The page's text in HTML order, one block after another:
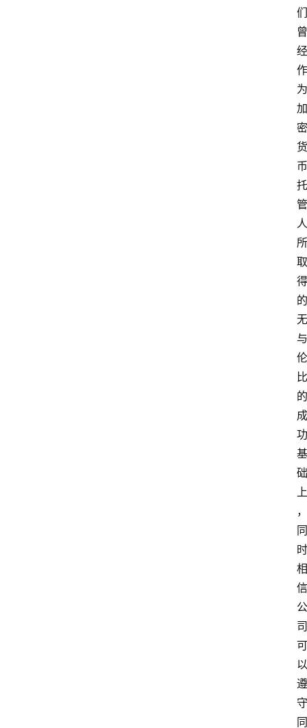
们
曾
经
作
为
加
密
货
币
托
管
人
所
取
得
的
无
与
伦
比
的
成
功
基
础
上
，
同
时
相
信
公
司
可
以
遵
守
同